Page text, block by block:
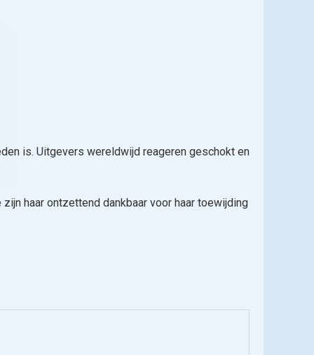
is. Uitgevers wereldwijd reageren geschokt en
haar ontzettend dankbaar voor haar toewijding